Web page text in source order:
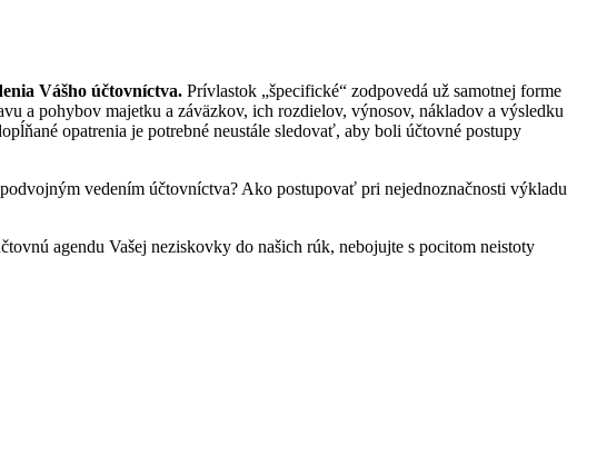
Vášho účtovníctva. Prívlastok „špecifické“ zodpovedá už samotnej forme
a pohybov majetku a záväzkov, ich rozdielov, výnosov, nákladov a výsledku
opatrenia je potrebné neustále sledovať, aby boli účtovné postupy
vedením účtovníctva? Ako postupovať pri nejednoznačnosti výkladu
agendu Vašej neziskovky do našich rúk, nebojujte s pocitom neistoty